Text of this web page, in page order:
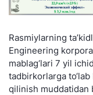
Rasmiylarning
Engineering
mablag‘lari 7 yil
tadbirkorlarga
qilinish muddatidan